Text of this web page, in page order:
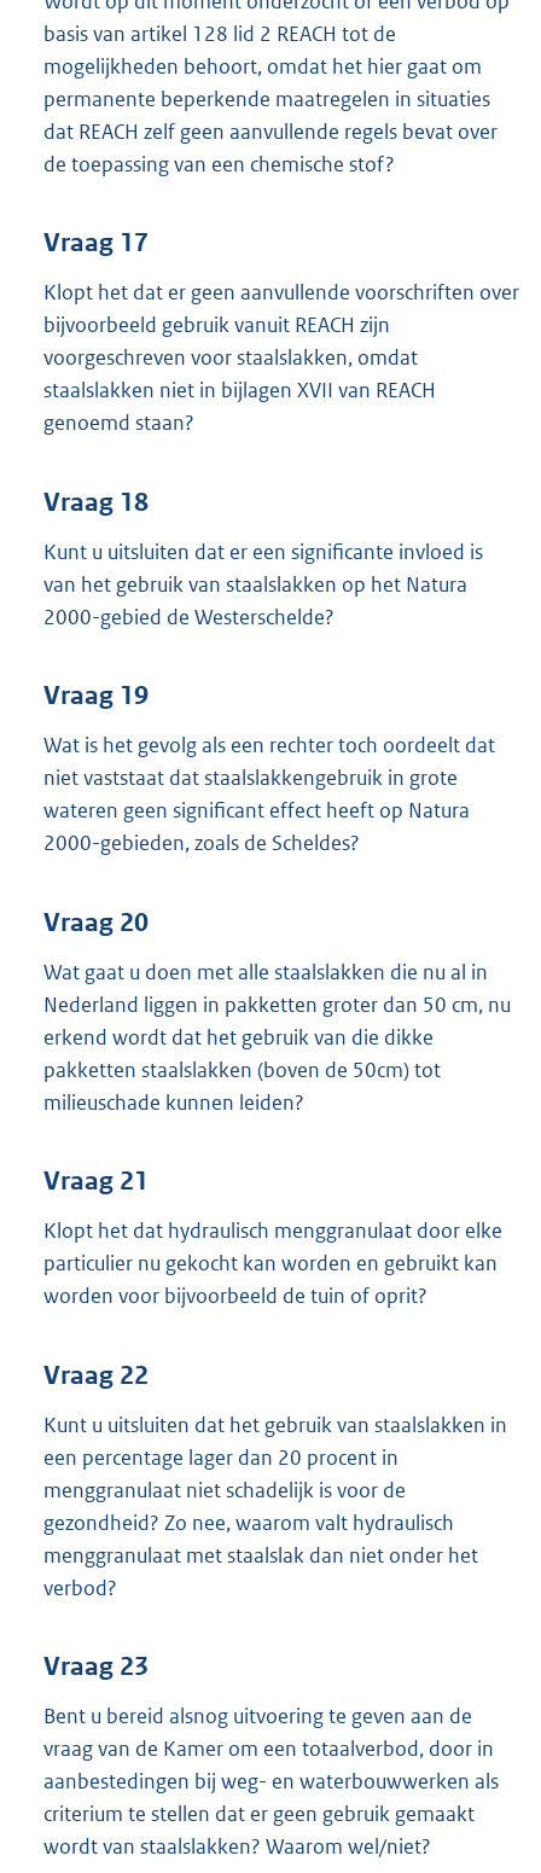
basis van artikel 128 lid 2 REACH tot de
mogelijkheden behoort, omdat het hier gaat om
permanente beperkende maatregelen in situaties
dat REACH zelf geen aanvullende regels bevat over
de toepassing van een chemische stof?
Vraag 17
Klopt het dat er geen aanvullende voorschriften over
bijvoorbeeld gebruik vanuit REACH zijn
voorgeschreven voor staalslakken, omdat
staalslakken niet in bijlagen XVII van REACH
genoemd staan?
Vraag 18
Kunt u uitsluiten dat er een significante invloed is
van het gebruik van staalslakken op het Natura
2000-gebied de Westerschelde?
Vraag 19
Wat is het gevolg als een rechter toch oordeelt dat
niet vaststaat dat staalslakkengebruik in grote
wateren geen significant effect heeft op Natura
2000-gebieden, zoals de Scheldes?
Vraag 20
Wat gaat u doen met alle staalslakken die nu al in
Nederland liggen in pakketten groter dan 50 cm, nu
erkend wordt dat het gebruik van die dikke
pakketten staalslakken (boven de 50cm) tot
milieuschade kunnen leiden?
Vraag 21
Klopt het dat hydraulisch menggranulaat door elke
particulier nu gekocht kan worden en gebruikt kan
worden voor bijvoorbeeld de tuin of oprit?
Vraag 22
Kunt u uitsluiten dat het gebruik van staalslakken in
een percentage lager dan 20 procent in
menggranulaat niet schadelijk is voor de
gezondheid? Zo nee, waarom valt hydraulisch
menggranulaat met staalslak dan niet onder het
verbod?
Vraag 23
Bent u bereid alsnog uitvoering te geven aan de
vraag van de Kamer om een totaalverbod, door in
aanbestedingen bij weg- en waterbouwwerken als
criterium te stellen dat er geen gebruik gemaakt
wordt van staalslakken? Waarom wel/niet?